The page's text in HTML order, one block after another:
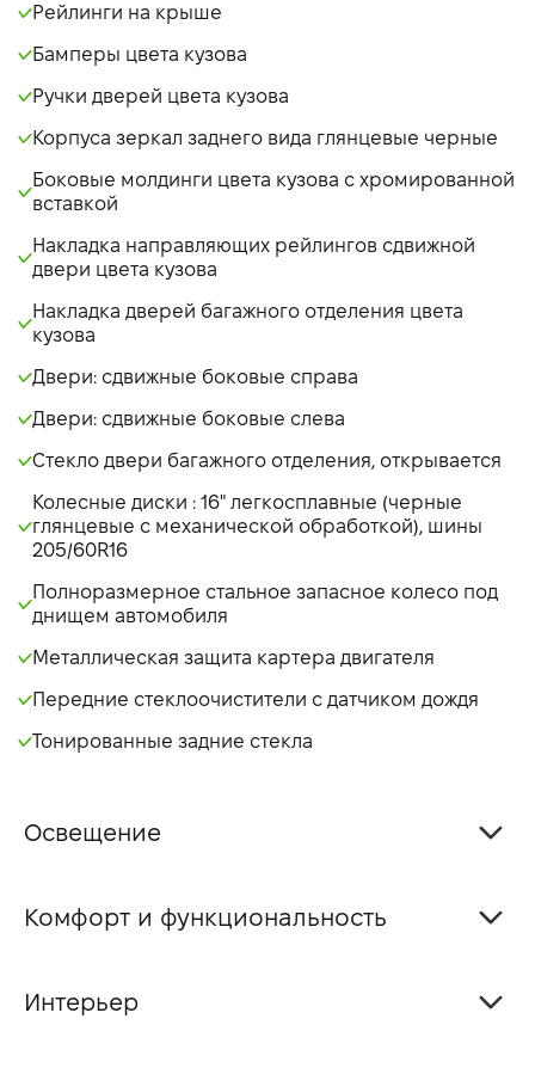
Рейлинги на крыше
Бамперы цвета кузова
Ручки дверей цвета кузова
Корпуса зеркал заднего вида глянцевые черные
Боковые молдинги цвета кузова с хромированной
вставкой
Накладка направляющих рейлингов сдвижной
двери цвета кузова
Накладка дверей багажного отделения цвета
кузова
Двери: сдвижные боковые справа
Двери: сдвижные боковые слева
Стекло двери багажного отделения, открывается
Колесные диски : 16" легкосплавные (черные
глянцевые с механической обработкой), шины
205/60R16
Полноразмерное стальное запасное колесо под
днищем автомобиля
Металлическая защита картера двигателя
Передние стеклоочистители с датчиком дождя
Тонированные задние стекла
Освещение
Комфорт и функциональность
Интерьер